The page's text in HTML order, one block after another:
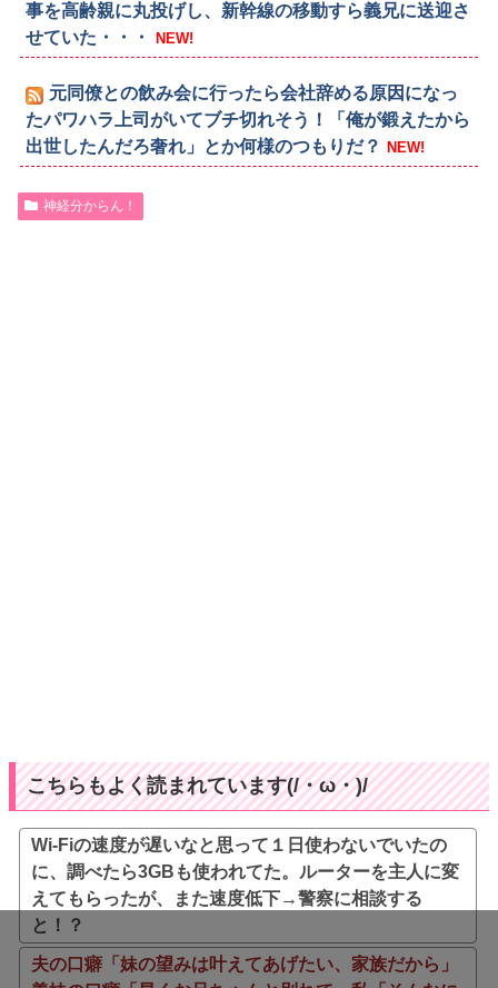
事を高齢親に丸投げし、新幹線の移動すら義兄に送迎さ
せていた・・・
NEW!
元同僚との飲み会に行ったら会社辞める原因になっ
たパワハラ上司がいてブチ切れそう！「俺が鍛えたから
出世したんだろ奢れ」とか何様のつもりだ？
NEW!
神経分からん！
こちらもよく読まれています(/・ω・)/
Wi-Fiの速度が遅いなと思って１日使わないでいたの
に、調べたら3GBも使われてた。ルーターを主人に変
えてもらったが、また速度低下→警察に相談する
と！？
夫の口癖「妹の望みは叶えてあげたい、家族だから」